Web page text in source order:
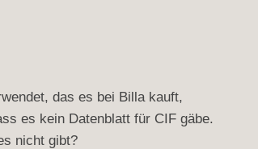
das es bei Billa kauft,
es kein Datenblatt für CIF gäbe.
nicht gibt?